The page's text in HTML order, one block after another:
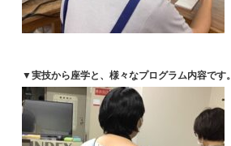
▼実技から座学と、様々なプログラム内容です。